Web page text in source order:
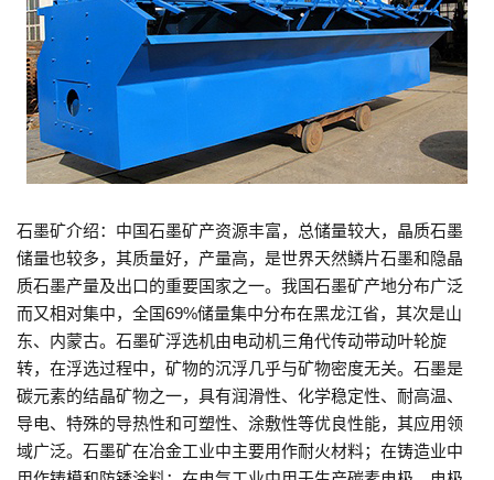
石墨矿介绍：中国石墨矿产资源丰富，总储量较大，晶质石墨
储量也较多，其质量好，产量高，是世界天然鳞片石墨和隐晶
质石墨产量及出口的重要国家之一。我国石墨矿产地分布广泛
而又相对集中，全国69%储量集中分布在黑龙江省，其次是山
东、内蒙古。石墨矿浮选机由电动机三角代传动带动叶轮旋
转，在浮选过程中，矿物的沉浮几乎与矿物密度无关。石墨是
碳元素的结晶矿物之一，具有润滑性、化学稳定性、耐高温、
导电、特殊的导热性和可塑性、涂敷性等优良性能，其应用领
域广泛。石墨矿在冶金工业中主要用作耐火材料；在铸造业中